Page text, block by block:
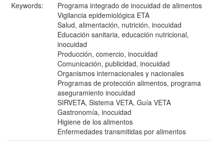
Keywords:
Programa integrado de inocuidad de alimentos
Vigilancia epidemiológica ETA
Salud, alimentación, nutrición, inocuidad
Educación sanitaria, educación nutricional,
inocuidad
Producción, comercio, inocuidad
Comunicación, publicidad, inocuidad
Organismos internacionales y nacionales
Programas de protección alimentos, programa
aseguramiento inocuidad
SIRVETA, Sistema VETA, Guía VETA
Gastronomía, inocuidad
Higiene de los alimentos
Enfermedades transmitidas por alimentos